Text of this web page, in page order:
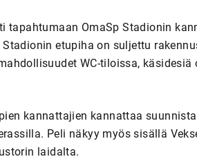
tapahtumaan OmaSp Stadionin
Stadionin etupiha on suljettu
WC-tiloissa,
kannattajien kannattaa
Peli näkyy myös sisällä
laidalta.